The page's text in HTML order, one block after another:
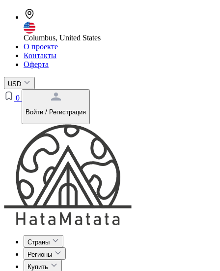
Columbus, United States
О проекте
Контакты
Оферта
USD
0
Войти / Регистрация
Страны
Регионы
Купить